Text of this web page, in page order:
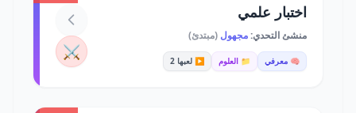
اختبار علمي
منشئ التحدي:مجهول (مبتدئ)
🧠 معرفي 📁 العلوم ▶️ لعبها 2 ⚔️